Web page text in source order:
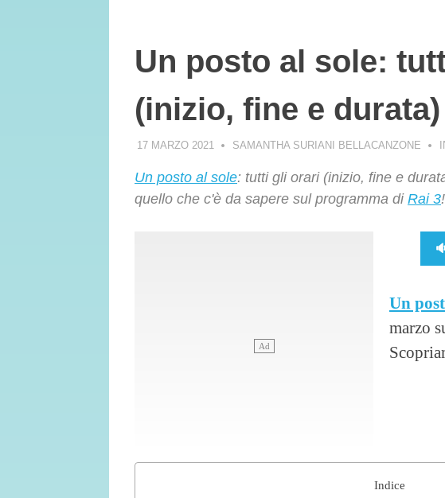
Un posto al sole:
(inizio, fine e
17 MARZO 2021 SAMANTHA SURIANI BELLACANZONE
Un posto al sole: tutti gli orari (inizio, fine e
quello che c'è da sapere sul programma di Rai 3!
Un
marzo
Indice